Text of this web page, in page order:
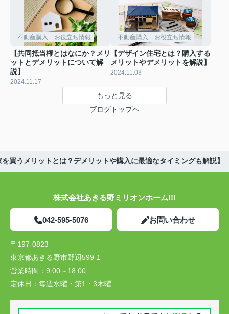
不動産購入 お役立ち情報
【共同抵当権とはなにか？メリ
ットとデメリットについて解
説】
2024.11.17
不動産購入 お役立ち情報
【デザイン住宅とは？購入する
メリットやデメリットを解説】
2024.11.03
もっと見る
ブログトップへ
買うメリットとは？デメリットや購入に最適なタイミングも解説】
株式会社あきる野ミリオンホーム!!!
042-595-5076 お問い合わせ
〒197-0823
東京都あきる野市野辺599-1
営業時間： 9:00～18:00
定休日： 毎週水曜・第1・3木曜